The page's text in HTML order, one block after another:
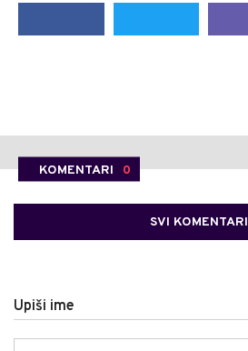
KOMENTARI 0
SVI KOMENTARI
Upiši ime